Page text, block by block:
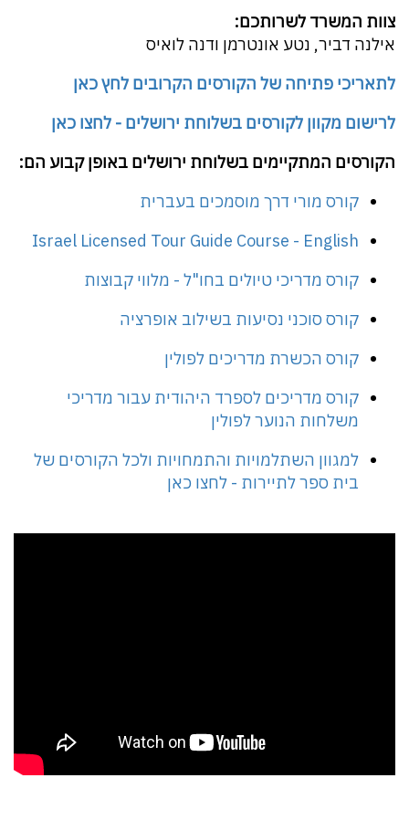
צוות המשרד לשרותכם:
אילנה דביר, נטע אונטרמן ודנה לואיס
לתאריכי פתיחה של הקורסים הקרובים לחץ כאן
לרישום מקוון לקורסים בשלוחת ירושלים - לחצו כאן
הקורסים המתקיימים בשלוחת ירושלים באופן קבוע הם:
קורס מורי דרך מוסמכים בעברית
Israel Licensed Tour Guide Course - English
קורס מדריכי טיולים בחו"ל - מלווי קבוצות
קורס סוכני נסיעות בשילוב אופרציה
קורס הכשרת מדריכים לפולין
קורס מדריכים לספרד היהודית עבור מדריכי
משלחות הנוער לפולין
למגוון השתלמויות והתמחויות ולכל הקורסים של
בית ספר לתיירות - לחצו כאן